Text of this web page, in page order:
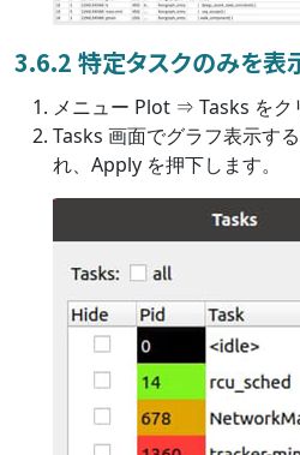
3.6.2 特定タスクのみを表
メニュー Plot ⇒ Tasks をク
Tasks 画面でグラフ表示す
れ、Apply を押下します。